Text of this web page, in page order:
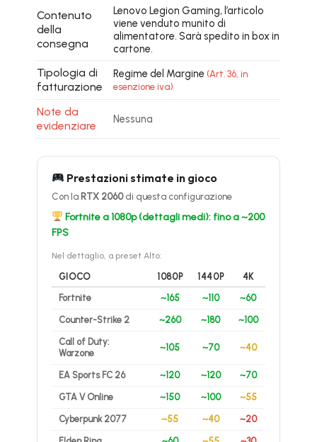
Contenuto
della
consegna
Lenovo Legion Gaming, l’articolo
viene venduto munito di
alimentatore. Sarà spedito in box in
cartone.
Tipologia di
fatturazione
Regime del Margine (Art. 36, in
esenzione iva)
Note da
evidenziare
Nessuna
Prestazioni stimate in gioco
Con la RTX 2060di questa configurazione
Fortnite a 1080p (dettagli medi): fino a ~200
FPS
Nel dettaglio, a preset Alto:
GIOCO 1080P 1440P
4K
Fortnite
~165 ~110 ~60
Counter-Strike 2 ~260 ~180 ~100
Call of Duty:
Warzone
~105 ~70 ~40
EA Sports FC 26 ~120 ~120 ~70
GTA V Online ~150 ~100 ~55
Cyberpunk 2077 ~55 ~40 ~20